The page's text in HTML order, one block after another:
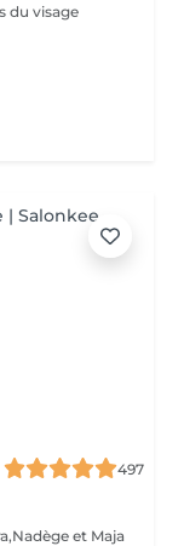
du visage
497
et Maja